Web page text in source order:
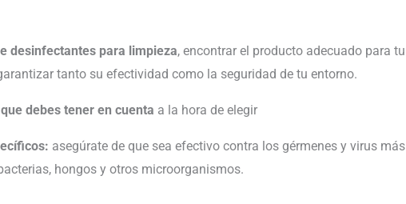
desinfectantes para limpieza, encontrar el producto adecuado para tu
tanto su efectividad como la seguridad de tu entorno.
debes tener en cuenta a la hora de elegir
asegúrate de que sea efectivo contra los gérmenes y virus más
hongos y otros microorganismos.